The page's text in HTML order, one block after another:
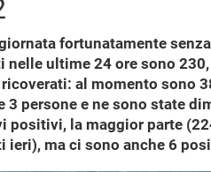
giornata fortunatamente
nelle ultime 24 ore sono
al momento sono
3 persone e ne sono state
positivi, la maggior parte
ieri), ma ci sono anche 6